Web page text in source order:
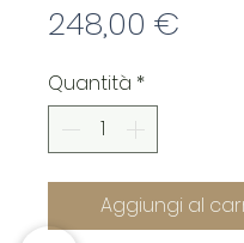
248,00 €
Quantità *
Aggiungi al